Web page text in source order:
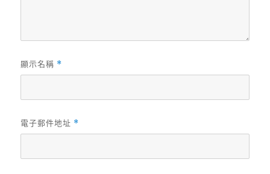
顯示名稱 *
電子郵件地址 *